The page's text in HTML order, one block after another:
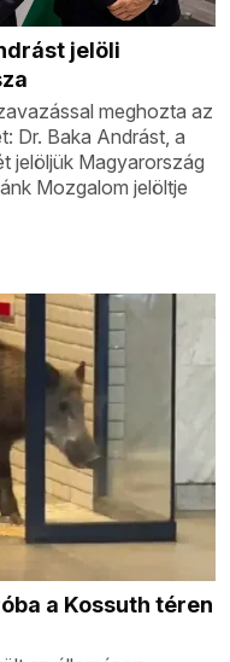
jelöli
meghozta az
Dr. Baka Andrást, a
jelöljük Magyarország
Mozgalom jelöltje
a Kossuth téren